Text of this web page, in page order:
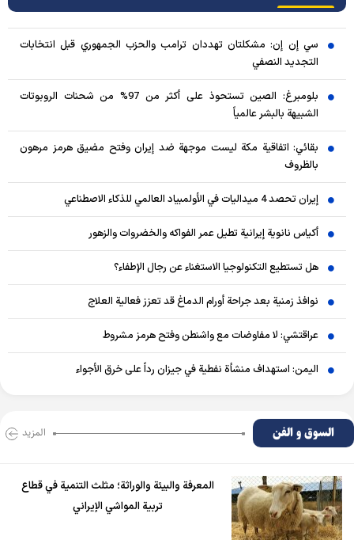
سي إن إن: مشكلتان تهددان ترامب والحزب الجمهوري قبل انتخابات
التجديد النصفي
بلومبرغ: الصين تستحوذ على أكثر من 97% من شحنات الروبوتات
الشبيهة بالبشر عالمياً
بقائي: اتفاقية مكة ليست موجهة ضد إيران وفتح مضيق هرمز مرهون
بالظروف
إيران تحصد 4 ميداليات في الأولمبياد العالمي للذكاء الاصطناعي
أكياس نانوية إيرانية تطيل عمر الفواكه والخضروات والزهور
هل تستطيع التكنولوجيا الاستغناء عن رجال الإطفاء؟
نوافذ زمنية بعد جراحة أورام الدماغ قد تعزز فعالية العلاج
عراقتشي: لا مفاوضات مع واشنطن وفتح هرمز مشروط
اليمن: استهداف منشأة نفطية في جيزان رداً على خرق الأجواء
السوق و الفن المزید
المعرفة والبيئة والوراثة؛ مثلث التنمية في قطاع
تربية المواشي الإيراني